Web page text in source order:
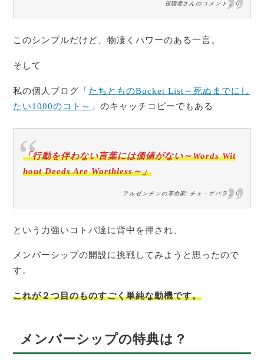
視聴者さんのコメントより
このシンプルだけど、物凄くパワーのある一言。
そして
私の個人ブログ「 たちとものBucket List～死ぬまでにし
たい1000のコト～ 」のキャッチコピーでもある
「行動を伴わない言葉には価値がない～Words Wit
hout Deeds Are Worthless～」
アルゼンチンの革命家: チェ・ゲバラより
という力強いコトバ達に背中を押され、
メンバーシップの開設に挑戦してみようと思ったので
す。
これが２つ目のものすごく単純な動機です。
メンバーシップの特典は？